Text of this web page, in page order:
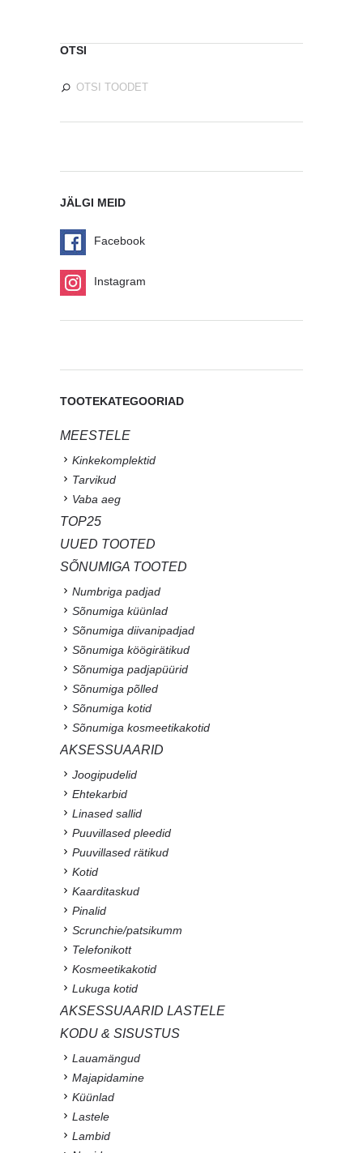
OTSI
JÄLGI MEID
Facebook
Instagram
TOOTEKATEGOORIAD
MEESTELE
Kinkekomplektid
Tarvikud
Vaba aeg
TOP25
UUED TOOTED
SÕNUMIGA TOOTED
Numbriga padjad
Sõnumiga küünlad
Sõnumiga diivanipadjad
Sõnumiga köögirätikud
Sõnumiga padjapüürid
Sõnumiga põlled
Sõnumiga kotid
Sõnumiga kosmeetikakotid
AKSESSUAARID
Joogipudelid
Ehtekarbid
Linased sallid
Puuvillased pleedid
Puuvillased rätikud
Kotid
Kaarditaskud
Pinalid
Scrunchie/patsikumm
Telefonikott
Kosmeetikakotid
Lukuga kotid
AKSESSUAARID LASTELE
KODU & SISUSTUS
Lauamängud
Majapidamine
Küünlad
Lastele
Lambid